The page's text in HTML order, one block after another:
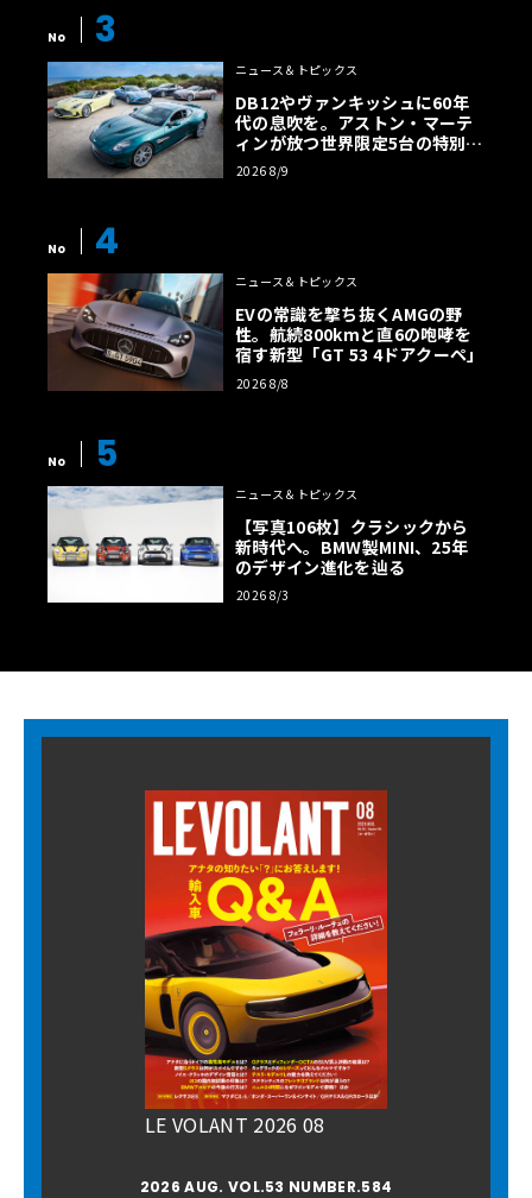
No 3
ニュース＆トピックス
DB12やヴァンキッシュに60年
代の息吹を。アストン・マーテ
ィンが放つ世界限定5台の特別コ
レクション
2026 8/9
No 4
ニュース＆トピックス
EVの常識を撃ち抜くAMGの野
性。航続800kmと直6の咆哮を
宿す新型「GT 53 4ドアクーペ」
2026 8/8
No 5
ニュース＆トピックス
【写真106枚】クラシックから
新時代へ。BMW製MINI、25年
のデザイン進化を辿る
2026 8/3
LE VOLANT 2026 08
2026 AUG. VOL.53 NUMBER.584